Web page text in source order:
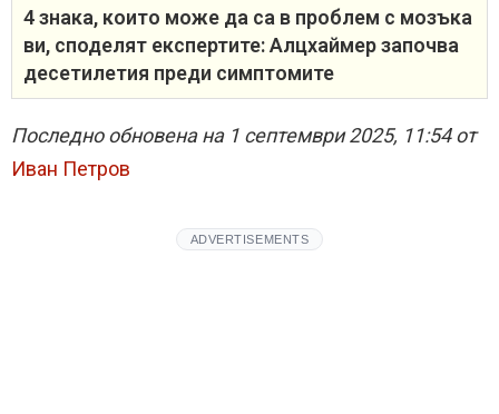
4 знака, които може да са в проблем с мозъка
ви, споделят експертите: Алцхаймер започва
десетилетия преди симптомите
Последно обновена на 1 септември 2025, 11:54 от
Иван Петров
ADVERTISEMENTS